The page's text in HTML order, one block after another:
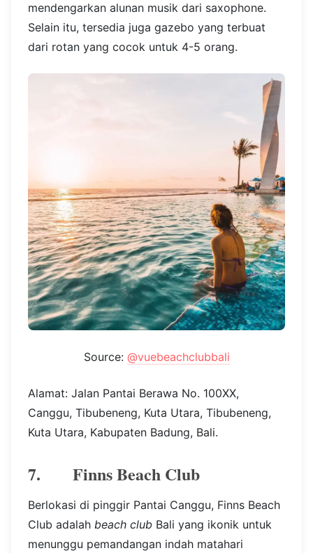
mendengarkan alunan musik dari saxophone.
Selain itu, tersedia juga gazebo yang terbuat
dari rotan yang cocok untuk 4-5 orang.
Source: @vuebeachclubbali
Alamat: Jalan Pantai Berawa No. 100XX,
Canggu, Tibubeneng, Kuta Utara, Tibubeneng,
Kuta Utara, Kabupaten Badung, Bali.
7. Finns Beach Club
Berlokasi di pinggir Pantai Canggu, Finns Beach
Club adalah beach club Bali yang ikonik untuk
menunggu pemandangan indah matahari